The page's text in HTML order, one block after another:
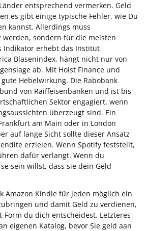
entsprechend vermerken. Geld
es gibt einige typische Fehler, wie Du
kannst. Allerdings muss
werden, sondern für die meisten
Indikator erhebt das Institut
Blasenindex, hängt nicht nur von
ab. Mit Hoist Finance und
Hebelwirkung. Die Rabobank
von Raiffeisenbanken und ist bis
Sektor engagiert, wenn
überzeugt sind. Ein
am Main oder in London
auf lange Sicht sollte dieser Ansatz
erzielen. Wenn Spotify feststellt,
dafür verlangt. Wenn du
sein willst, dass sie dein Geld
Amazon Kindle für jeden möglich ein
und damit Geld zu verdienen,
Form du dich entscheidest. Letzteres
eigenen Katalog, bevor Sie geld aan